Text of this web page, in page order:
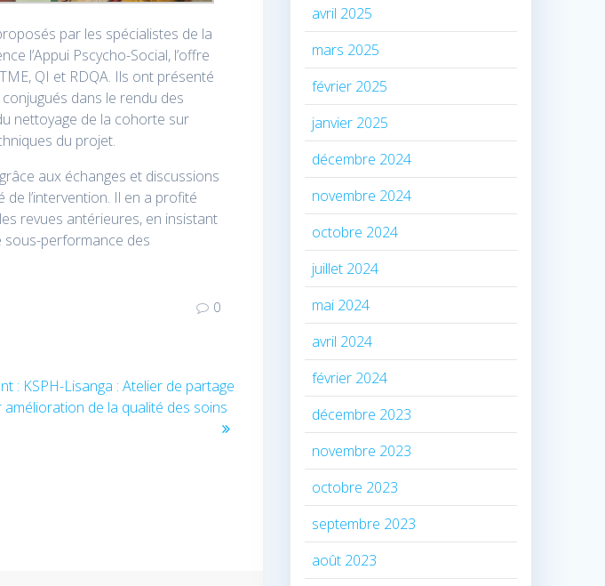
par les spécialistes de la
l’Appui Pscycho-Social, l’offre
QI et RDQA. Ils ont présenté
dans le rendu des
nettoyage de la cohorte sur
du projet.
aux échanges et discussions
l’intervention. Il en a profité
revues antérieures, en insistant
sous-performance des
0
: Article
suivant
KSPH-Lisanga : Atelier de partage
amélioration de la qualité des soins
avril 2025
mars 2025
février 2025
janvier 2025
décembre 2024
novembre 2024
octobre 2024
juillet 2024
mai 2024
avril 2024
février 2024
décembre 2023
novembre 2023
octobre 2023
septembre 2023
août 2023